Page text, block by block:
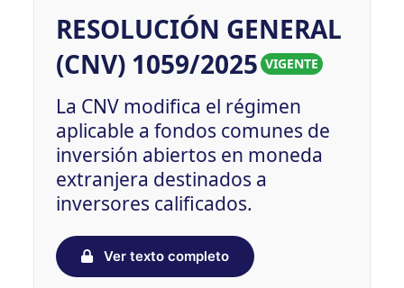
RESOLUCIÓN GENERAL
(CNV) 1059/2025 VIGENTE
La CNV modifica el régimen
aplicable a fondos comunes de
inversión abiertos en moneda
extranjera destinados a
inversores calificados.
Ver texto completo